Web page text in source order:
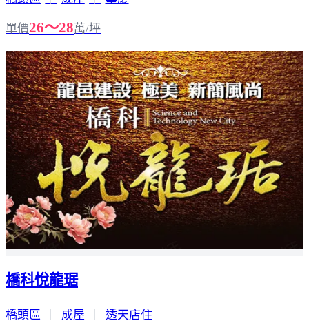
單價26～28萬/坪
橋科悅龍琚
橋頭區 成屋 透天店住